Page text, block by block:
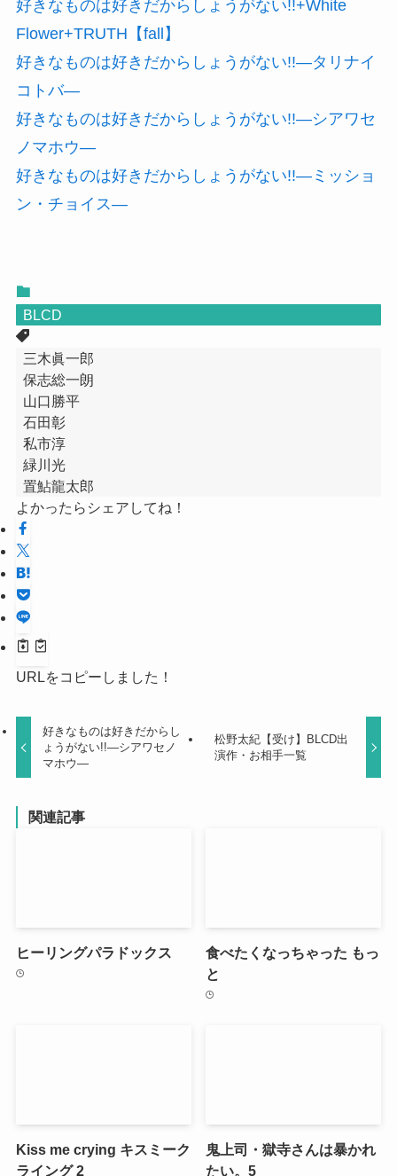
好きなものは好きだからしょうがない!!+White
Flower+TRUTH【fall】
好きなものは好きだからしょうがない!!―タリナイ
コトバ―
好きなものは好きだからしょうがない!!―シアワセ
ノマホウ―
好きなものは好きだからしょうがない!!―ミッショ
ン・チョイス―
BLCD
三木眞一郎
保志総一朗
山口勝平
石田彰
私市淳
緑川光
置鮎龍太郎
よかったらシェアしてね！
URLをコピーしました！
好きなものは好きだからし
ょうがない!!―シアワセノ
マホウ―
松野太紀【受け】BLCD出
演作・お相手一覧
関連記事
ヒーリングパラドックス
食べたくなっちゃった もっ
と
Kiss me crying キスミーク
ライング 2
鬼上司・獄寺さんは暴かれ
たい。5